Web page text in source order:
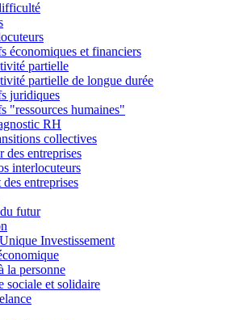
économiques et financiers
partielle
partielle de longue durée
juridiques
"ressources humaines"
RH
collectives
des entreprises
interlocuteurs
entreprises
futur
Investissement
la personne
sociale et solidaire